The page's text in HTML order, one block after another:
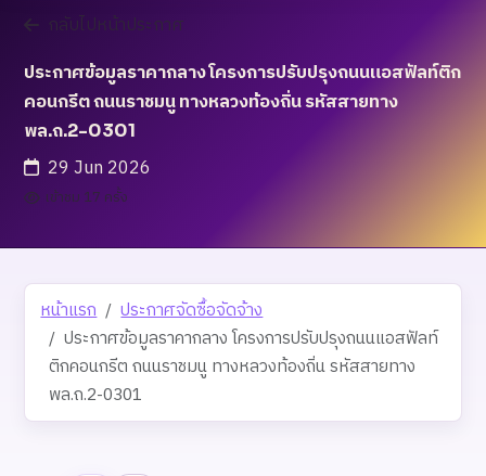
กลับไปหน้าประกาศ
ประกาศข้อมูลราคากลาง โครงการปรับปรุงถนนแอสฟัลท์ติก
คอนกรีต ถนนราชมนู ทางหลวงท้องถิ่น รหัสสายทาง
พล.ถ.2-0301
29 Jun 2026
เข้าชม 17 ครั้ง
หน้าแรก
ประกาศจัดซื้อจัดจ้าง
ประกาศข้อมูลราคากลาง โครงการปรับปรุงถนนแอสฟัลท์
ติกคอนกรีต ถนนราชมนู ทางหลวงท้องถิ่น รหัสสายทาง
พล.ถ.2-0301